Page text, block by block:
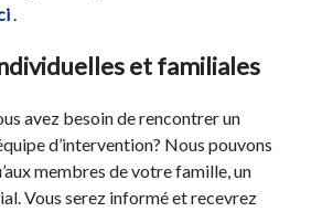
.
et familiales
avez besoin de rencontrer un
d’intervention? Nous pouvons
membres de votre famille, un
Vous serez informé et recevrez